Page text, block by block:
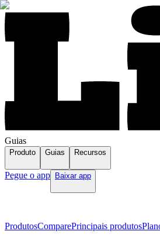
Guias
Produto Guias Recursos
Pegue o app Baixar app
ProdutosComparePrincipais produtos